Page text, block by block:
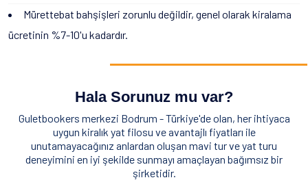
Mürettebat bahşişleri zorunlu değildir, genel olarak kiralama
ücretinin %7-10'u kadardır.
Hala Sorunuz mu var?
Guletbookers merkezi Bodrum - Türkiye'de olan, her ihtiyaca
uygun kiralık yat filosu ve avantajlı fiyatları ile
unutamayacağınız anlardan oluşan mavi tur ve yat turu
deneyimini en iyi şekilde sunmayı amaçlayan bağımsız bir
şirketidir.